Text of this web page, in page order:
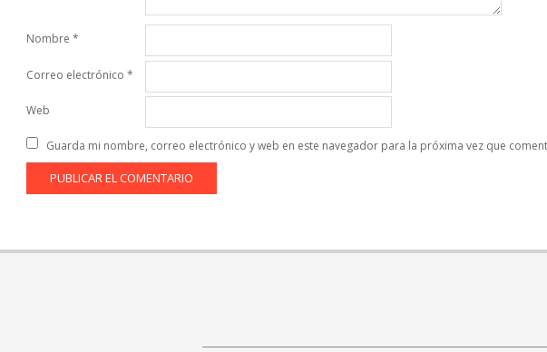
Nombre *
Correo electrónico *
Web
Guarda mi nombre, correo electrónico y web en este navegador para la próxima vez que